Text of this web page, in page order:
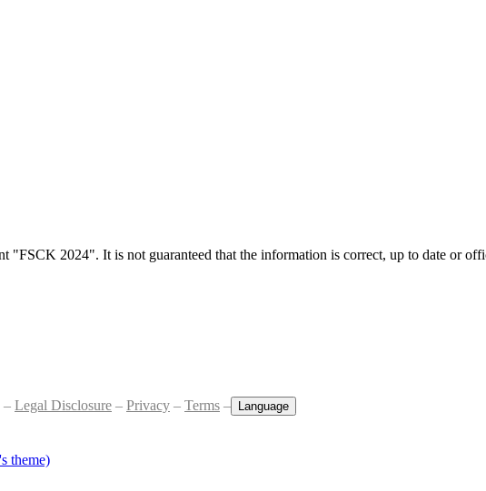
"FSCK 2024". It is not guaranteed that the information is correct, up to date or
– Legal Disclosure – Privacy – Terms – Language
theme)